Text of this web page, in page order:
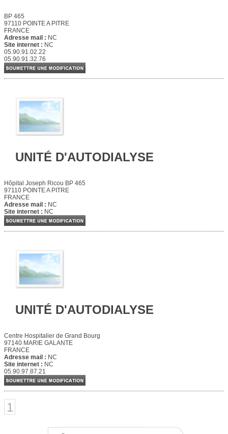
BP 465
97110 POINTE A PITRE
FRANCE
Adresse mail : NC
Site internet : NC
05.90.91.02.22
05.90.91.32.76
UNITÉ D'AUTODIALYSE
Hôpital Joseph Ricou BP 465
97110 POINTE A PITRE
FRANCE
Adresse mail : NC
Site internet : NC
UNITÉ D'AUTODIALYSE
Centre Hospitalier de Grand Bourg
97140 MARIE GALANTE
FRANCE
Adresse mail : NC
Site internet : NC
05.90.97.87.21
1